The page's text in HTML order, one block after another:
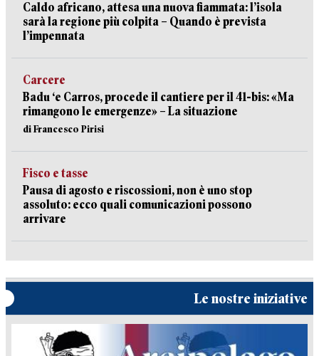
Caldo africano, attesa una nuova fiammata: l’isola
sarà la regione più colpita – Quando è prevista
l’impennata
Carcere
Badu ‘e Carros, procede il cantiere per il 41-bis: «Ma
rimangono le emergenze» – La situazione
di Francesco Pirisi
Fisco e tasse
Pausa di agosto e riscossioni, non è uno stop
assoluto: ecco quali comunicazioni possono
arrivare
Le nostre iniziative